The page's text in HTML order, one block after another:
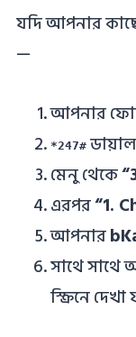
যদি আপনার
—
আপনার
*247#
মেনু থেকে
এরপর“1.
আপনার
সাথে সাথে
স্ক্রিনে দেখা